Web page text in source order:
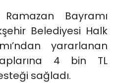
Ramazan Bayramı
Belediyesi Halk
yararlanan
4 bin TL
sağladı.